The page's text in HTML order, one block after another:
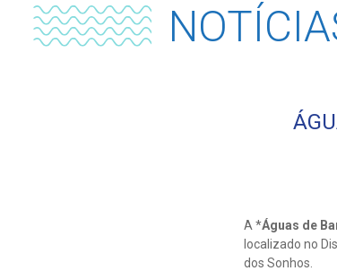
A *Águas de
localizado no
dos Sonhos.